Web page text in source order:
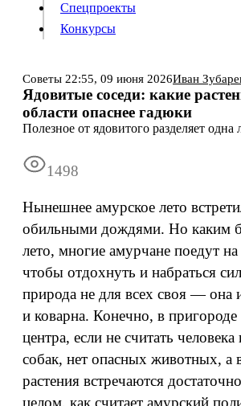
ИнформацияПодпискаРекламаВсе
Спецпроекты
Конкурсы
Советы 22:55, 09 июня 2026​Иван
Ядовитые соседи: какие
области опаснее гадюки
Полезное от ядовитого разделяет
1498
Нынешнее амурское лето
обильными дождями. Но каким
лето, многие амурчане поедут
чтобы отдохнуть и набраться
природа не для всех своя — она
и коварна. Конечно, в пригороде
центра, если не считать
собак, нет опасных животных, а
растения встречаются
целом, как считает амурский